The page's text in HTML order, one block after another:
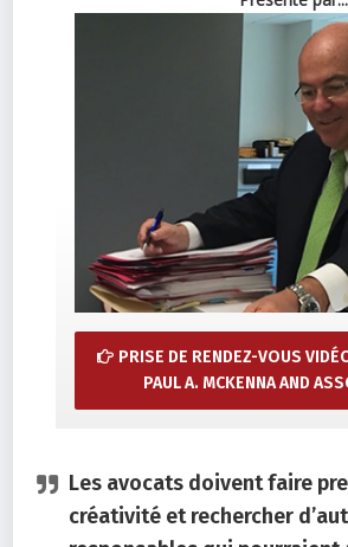
PRISE DE RENDEZ-VOUS
PAUL A. MCKENNA AND
Les avocats doivent faire
créativité et rechercher